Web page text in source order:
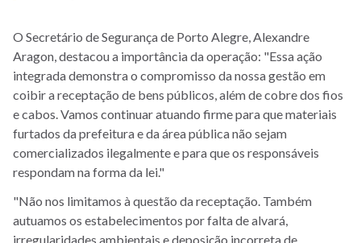
O Secretário de Segurança de Porto Alegre, Alexandre
Aragon, destacou a importância da operação: "Essa ação
integrada demonstra o compromisso da nossa gestão em
coibir a receptação de bens públicos, além de cobre dos fios
e cabos. Vamos continuar atuando firme para que materiais
furtados da prefeitura e da área pública não sejam
comercializados ilegalmente e para que os responsáveis
respondam na forma da lei."
"Não nos limitamos à questão da receptação. Também
autuamos os estabelecimentos por falta de alvará,
irregularidades ambientais e deposição incorreta de